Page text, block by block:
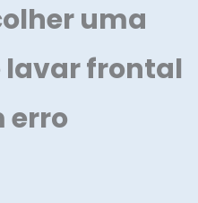
uma
lavar frontal
erro